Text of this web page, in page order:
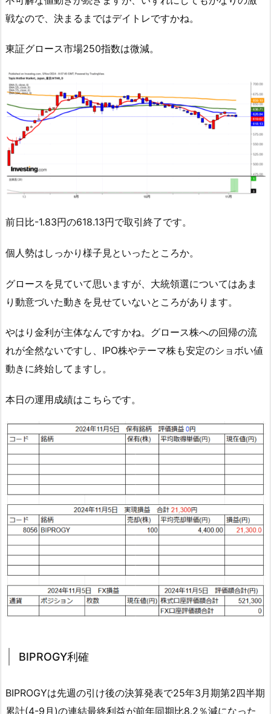
戦なので、決まるまではデイトレですかね。
東証グロース市場250指数は微減。
前日比-1.83円の618.13円で取引終了です。
個人勢はしっかり様子見といったところか。
グロースを見ていて思いますが、大統領選についてはあま
り動意づいた動きを見せていないところがあります。
やはり金利が主体なんですかね。グロース株への回帰の流
れが全然ないですし、IPO株やテーマ株も安定のショボい値
動きに終始してますし。
本日の運用成績はこちらです。
BIPROGY利確
BIPROGYは先週の引け後の決算発表で25年3月期第2四半期
累計(4-9月)の連結最終利益が前年同期比8.2％減になった